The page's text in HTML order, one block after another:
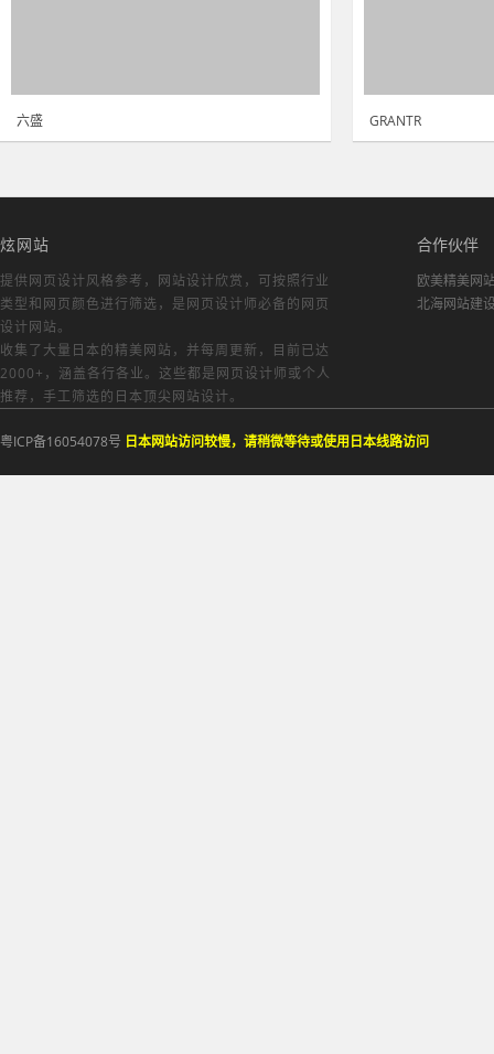
六盛 GRANTR
炫网站
提供网页设计风格参考， 网站设计欣赏 ，可按照行业
类型和网页颜色进行筛选，是网页设计师必备的网页
设计网站。
收集了大量日本的精美网站，并每周更新，目前已达
2000+，涵盖各行各业。这些都是网页设计师或个人
推荐，手工筛选的日本顶尖网站设计。
合作伙伴
欧美精美网
北海网站建
粤ICP备16054078号 日本网站访问较慢，请稍微等待或使用日本线路访问